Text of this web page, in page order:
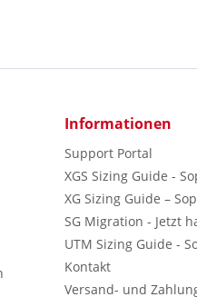
Informationen
Support Portal
XGS Sizing Guide -
XG Sizing Guide –
SG Migration - Jetzt
UTM Sizing Guide -
Kontakt
Versand- und